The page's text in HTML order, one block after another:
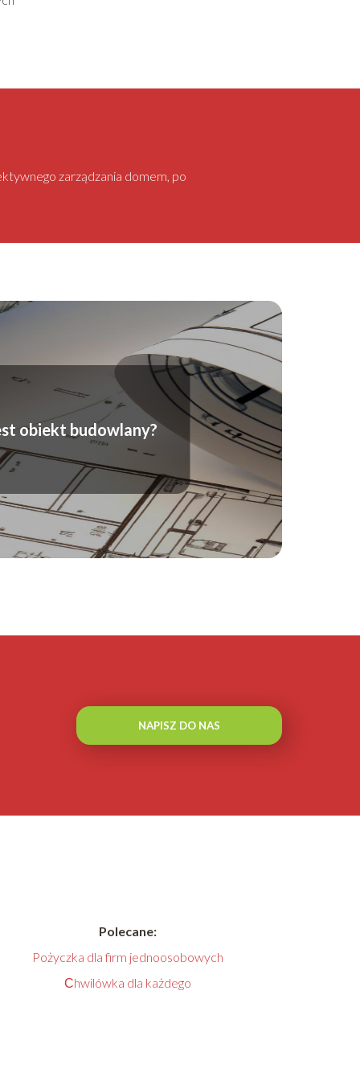
zarządzania domem, po
obiekt budowlany?
NAPISZ DO NAS
Polecane:
Pożyczka dla firm jednoosobowych
Сhwilówka dla każdego